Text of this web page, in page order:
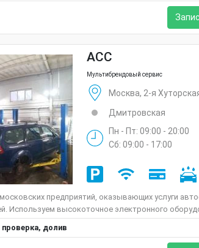
ACC
Мультибрендовый сервис
Москва, 2-я
Дмитровская
Пн - Пт: 09:00 - 20:00
Сб: 09:00 - 17:00
предприятий, оказывающих услуги
Используем высокоточное электронного
долив